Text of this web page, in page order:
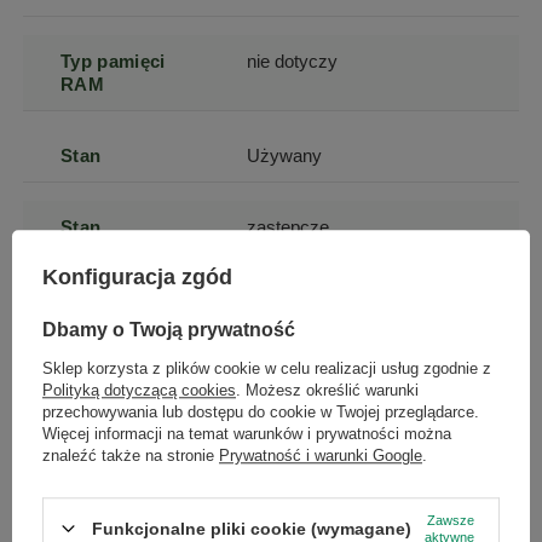
Typ pamięci
RAM
nie dotyczy
Stan Używany
Stan
zastępcze
Podmiot odpowiedzialny | Informacje o bezpieczeństwie
GWARANCJA NA 12 MIESIĘCY
Gwarantujemy naprawę lub wymianę sprzętu do 12 miesięcy od
daty zakupu. Prosimy o kontakt telefoniczny ze sklepem, aby
określić krótko naturę problemu, a następnie za pośrednictwem
×
Dołącz do newslettera Green
Computers
Zgarnij jako pierwszy informacje o zniżkach i
rabatach w naszym sklepie!
...lub zadzwoń od razu, aby odebrać
Konfiguracja zgód
Dbamy o Twoją prywatność
Sklep korzysta z plików cookie w celu realizacji usług zgodnie z
Polityką dotyczącą cookies . Możesz określić warunki
przechowywania lub dostępu do cookie w Twojej przeglądarce.
Więcej informacji na temat warunków i prywatności można
znaleźć także na stronie Prywatność i warunki Google
Funkcjonalne pliki cookie (wymagane)
Zawsze
aktywne